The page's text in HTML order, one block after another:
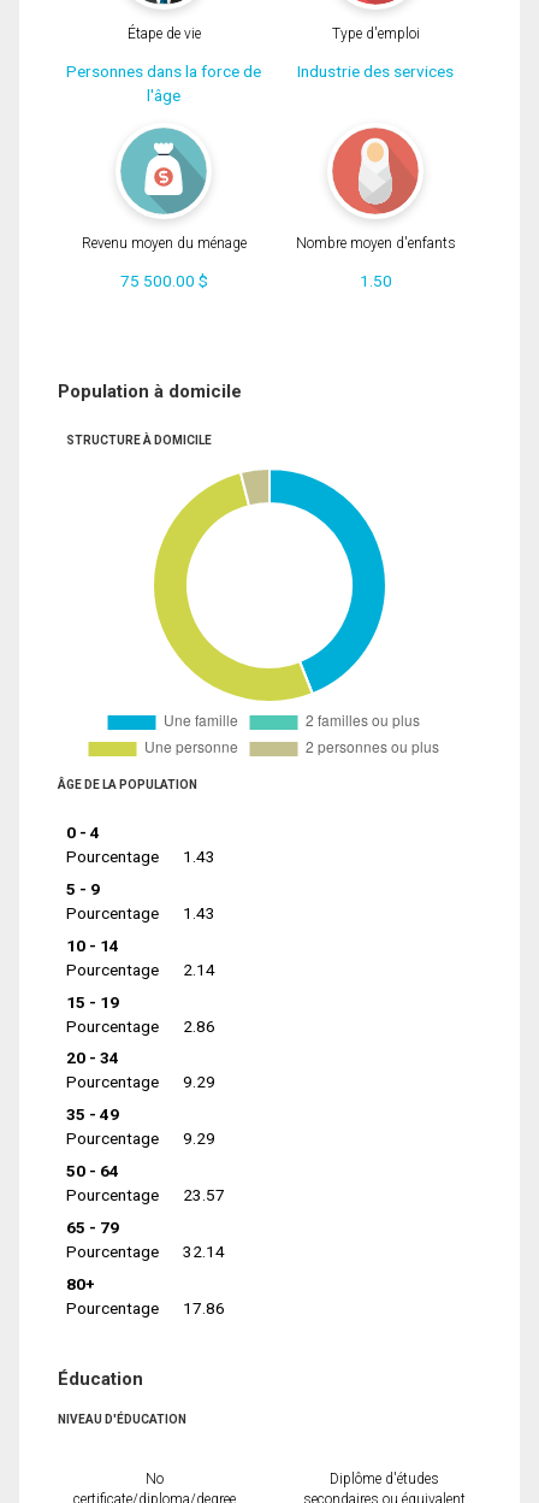
Étape de vie
Personnes dans la force de
l'âge
Type d'emploi
Industrie des services
Revenu moyen du ménage
75 500.00 $
Nombre moyen d'enfants
1.50
Population à domicile
STRUCTURE À DOMICILE
ÂGE DE LA POPULATION
0 - 4
Pourcentage
1.43
5 - 9
Pourcentage
1.43
10 - 14
Pourcentage
2.14
15 - 19
Pourcentage
2.86
20 - 34
Pourcentage
9.29
35 - 49
Pourcentage
9.29
50 - 64
Pourcentage
23.57
65 - 79
Pourcentage
32.14
80+
Pourcentage
17.86
Éducation
NIVEAU D'ÉDUCATION
No
certificate/diploma/degree
Diplôme d'études
secondaires ou équivalent